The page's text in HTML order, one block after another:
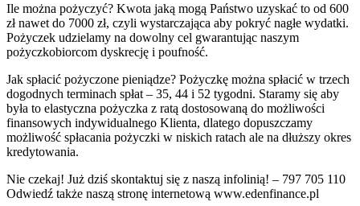
Ile można pożyczyć? Kwota jaką mogą Państwo uzyskać to od 600
zł nawet do 7000 zł, czyli wystarczająca aby pokryć nagłe wydatki.
Pożyczek udzielamy na dowolny cel gwarantując naszym
pożyczkobiorcom dyskrecję i poufność.
Jak spłacić pożyczone pieniądze? Pożyczkę można spłacić w trzech
dogodnych terminach spłat – 35, 44 i 52 tygodni. Staramy się aby
była to elastyczna pożyczka z ratą dostosowaną do możliwości
finansowych indywidualnego Klienta, dlatego dopuszczamy
możliwość spłacania pożyczki w niskich ratach ale na dłuższy okres
kredytowania.
Nie czekaj! Już dziś skontaktuj się z naszą infolinią! – 797 705 110
Odwiedź także naszą stronę internetową www.edenfinance.pl